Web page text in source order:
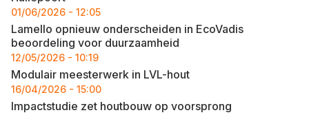
01/06/2026 - 12:05
Lamello opnieuw onderscheiden in EcoVadis
beoordeling voor duurzaamheid
12/05/2026 - 10:19
Modulair meesterwerk in LVL-hout
16/04/2026 - 15:00
Impactstudie zet houtbouw op voorsprong